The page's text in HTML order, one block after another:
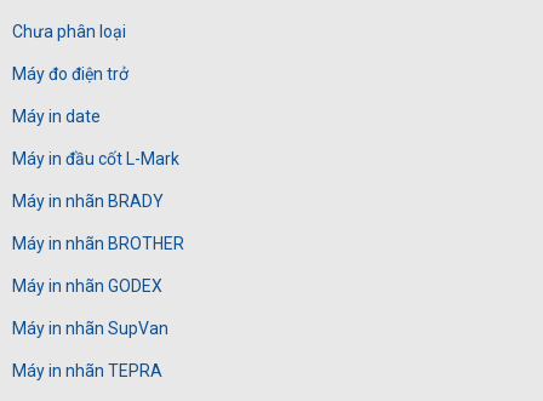
Chưa phân loại
Máy đo điện trở
Máy in date
Máy in đầu cốt L-Mark
Máy in nhãn BRADY
Máy in nhãn BROTHER
Máy in nhãn GODEX
Máy in nhãn SupVan
Máy in nhãn TEPRA